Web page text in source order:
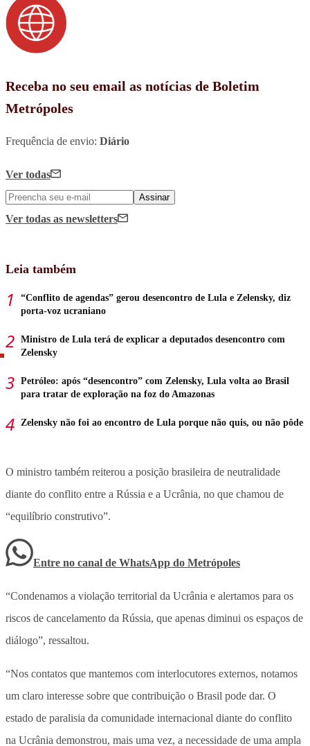
Receba no seu email as notícias de Boletim
Metrópoles
Frequência de envio: Diário
Ver todas
Assinar
Ver todas as newsletters
Leia também
“Conflito de agendas” gerou desencontro de Lula e Zelensky, diz
porta-voz ucraniano
Ministro de Lula terá de explicar a deputados desencontro com
Zelensky
Petróleo: após “desencontro” com Zelensky, Lula volta ao Brasil
para tratar de exploração na foz do Amazonas
Zelensky não foi ao encontro de Lula porque não quis, ou não pôde
O ministro também reiterou a posição brasileira de neutralidade
diante do conflito entre a Rússia e a Ucrânia, no que chamou de
“equilíbrio construtivo”.
Entre no canal de WhatsApp do Metrópoles
“Condenamos a violação territorial da Ucrânia e alertamos para os
riscos de cancelamento da Rússia, que apenas diminui os espaços de
diálogo”, ressaltou.
“Nos contatos que mantemos com interlocutores externos, notamos
um claro interesse sobre que contribuição o Brasil pode dar. O
estado de paralisia da comunidade internacional diante do conflito
na Ucrânia demonstrou, mais uma vez, a necessidade de uma ampla